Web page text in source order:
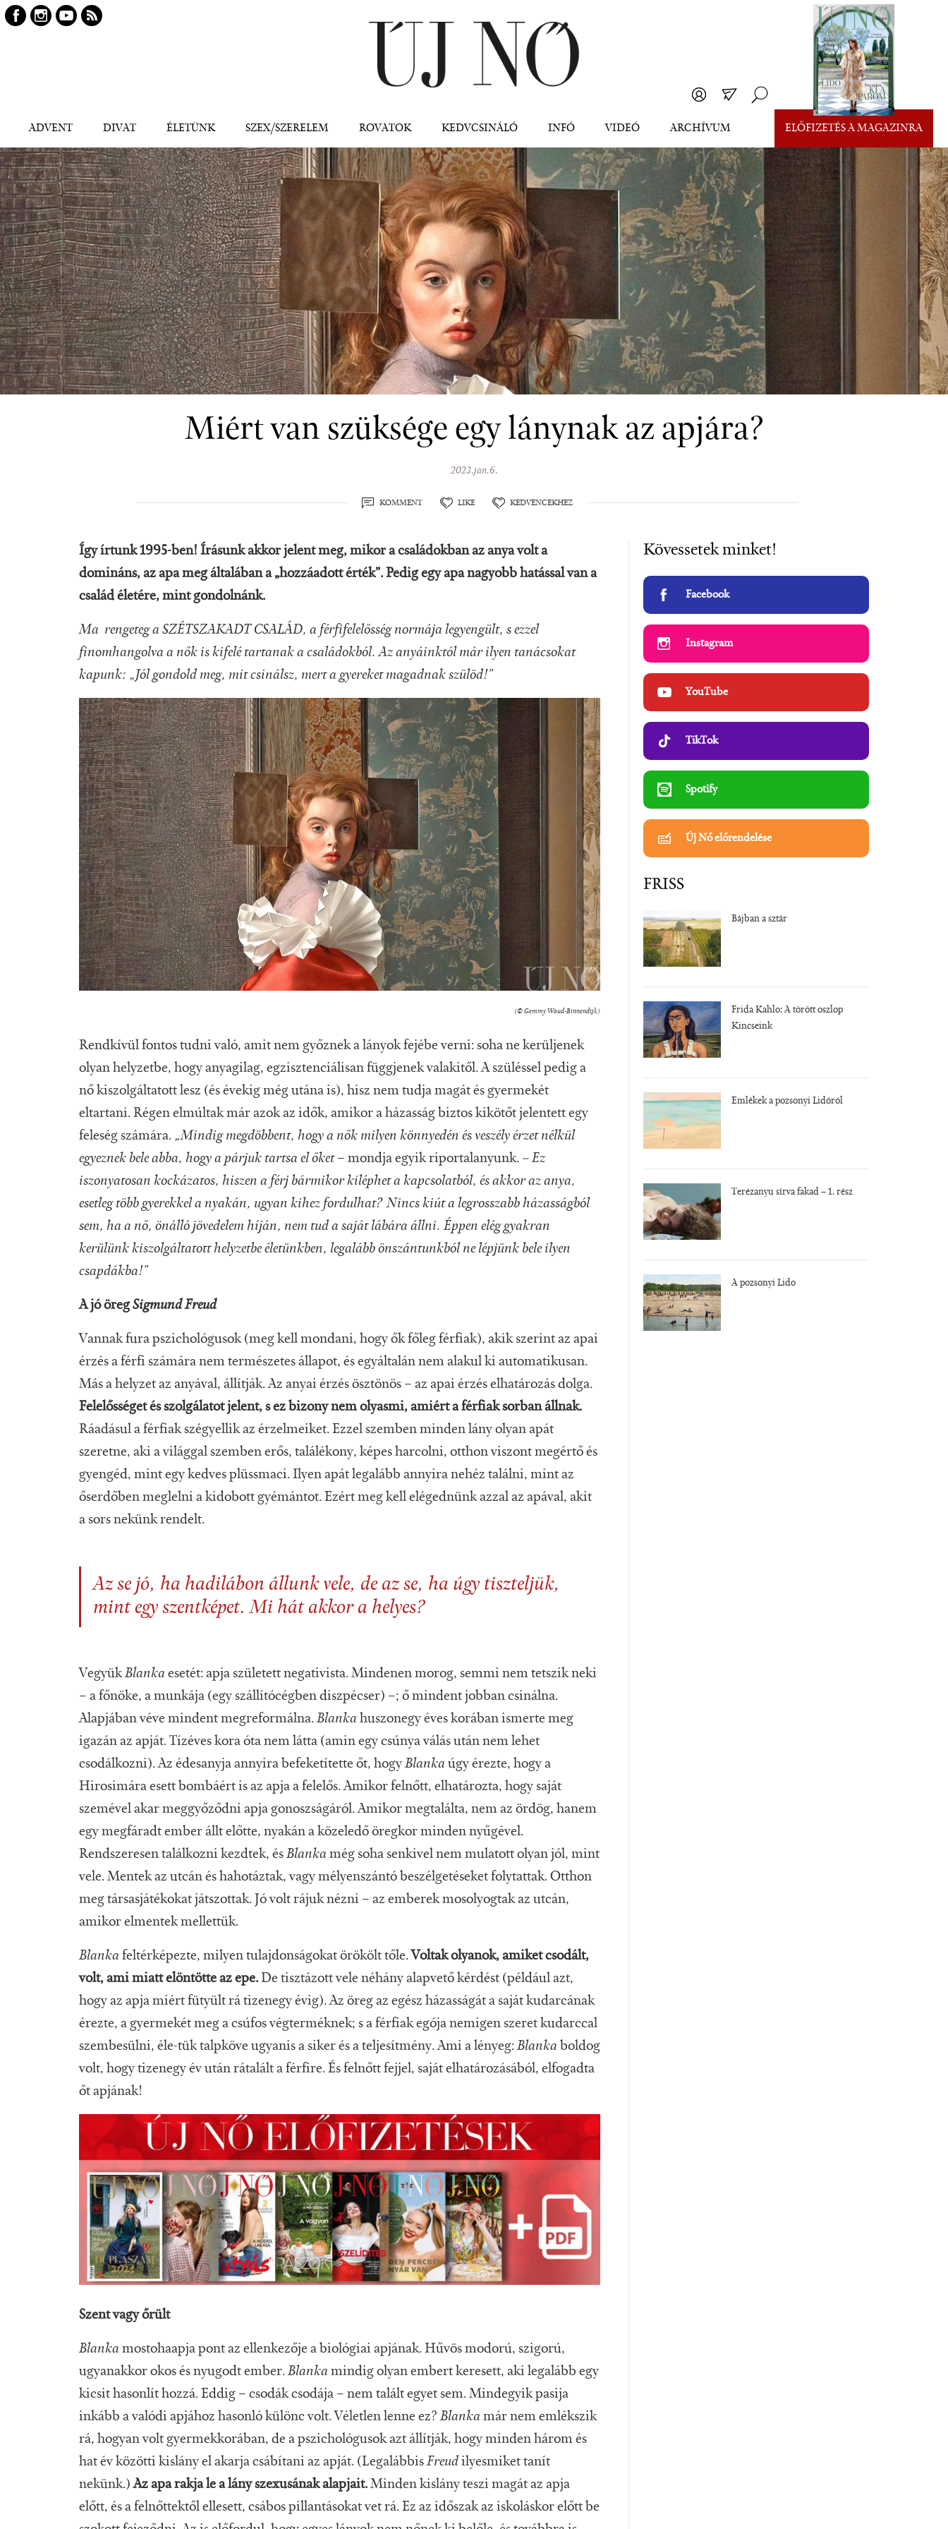
ADVENT DIVAT ÉLETÜNK SZEX/SZERELEM ROVATOK KEDVCSINÁLÓ INFÓ VIDEÓ ARCHÍVUM ELŐFIZETÉS A MAGAZINRA
Miért van szüksége egy lánynak az apjára?
2023.jan.6.
KOMMENT LIKE KEDVENCEKHEZ
Így írtunk 1995-ben! Írásunk akkor jelent meg, mikor a családokban az anya volt a
domináns, az apa meg általában a „hozzáadott érték”. Pedig egy apa nagyobb hatással van a
család életére, mint gondolnánk.
Ma rengeteg a SZÉTSZAKADT CSALÁD, a férfifelelősség normája legyengült, s ezzel
finomhangolva a nők is kifelé tartanak a családokból. Az anyáinktól már ilyen tanácsokat
kapunk: „Jól gondold meg, mit csinálsz, mert a gyereket magadnak szülöd!”
(© Gemmy Woud-Binnendijk)
Rendkívül fontos tudni való, amit nem győznek a lányok fejébe verni: soha ne kerüljenek
olyan helyzetbe, hogy anyagilag, egzisztenciálisan függjenek valakitől. A szüléssel pedig a
nő kiszolgáltatott lesz (és évekig még utána is), hisz nem tudja magát és gyermekét
eltartani. Régen elmúltak már azok az idők, amikor a házasság biztos kikötőt jelentett egy
feleség számára. „Mindig megdöbbent, hogy a nők milyen könnyedén és veszély érzet nélkül
egyeznek bele abba, hogy a párjuk tartsa el őket – mondja egyik riportalanyunk. – Ez
iszonyatosan kockázatos, hiszen a férj bármikor kiléphet a kapcsolatból, és akkor az anya,
esetleg több gyerekkel a nyakán, ugyan kihez fordulhat? Nincs kiút a legrosszabb házasságból
sem, ha a nő, önálló jövedelem híján, nem tud a saját lábára állni. Éppen elég gyakran
kerülünk kiszolgáltatott helyzetbe életünkben, legalább önszántunkból ne lépjünk bele ilyen
csapdákba!”
A jó öregSigmund Freud
Vannak fura pszichológusok (meg kell mondani, hogy ők főleg férfiak), akik szerint az apai
érzés a férfi számára nem természetes állapot, és egyáltalán nem alakul ki automatikusan.
Más a helyzet az anyával, állítják. Az anyai érzés ösztönös – az apai érzés elhatározás dolga.
Felelősséget és szolgálatot jelent, s ez bizony nem olyasmi, amiért a férfiak sorban állnak.
Ráadásul a férfiak szégyellik az érzelmeiket. Ezzel szemben minden lány olyan apát
szeretne, aki a világgal szemben erős, találékony, képes harcolni, otthon viszont megértő és
gyengéd, mint egy kedves plüssmaci. Ilyen apát legalább annyira nehéz találni, mint az
őserdőben meglelni a kidobott gyémántot. Ezért meg kell elégednünk azzal az apával, akit
a sors nekünk rendelt.
Az se jó, ha hadilábon állunk vele, de az se, ha úgy tiszteljük,
mint egy szentképet. Mi hát akkor a helyes?
VegyükBlanka esetét: apja született negativista. Mindenen morog, semmi nem tetszik neki
– a főnöke, a munkája (egy szállítócégben diszpécser) –; ő mindent jobban csinálna.
Alapjában véve mindent megreformálna.Blanka huszonegy éves korában ismerte meg
igazán az apját. Tízéves kora óta nem látta (amin egy csúnya válás után nem lehet
csodálkozni). Az édesanyja annyira befeketítette őt, hogyBlanka úgy érezte, hogy a
Hirosimára esett bombáért is az apja a felelős. Amikor felnőtt, elhatározta, hogy saját
szemével akar meggyőződni apja gonoszságáról. Amikor megtalálta, nem az ördög, hanem
egy megfáradt ember állt előtte, nyakán a közeledő öregkor minden nyűgével.
Rendszeresen találkozni kezdtek, ésBlanka még soha senkivel nem mulatott olyan jól, mint
vele. Mentek az utcán és hahotáztak, vagy mélyenszántó beszélgetéseket folytattak. Otthon
meg társasjátékokat játszottak. Jó volt rájuk nézni – az emberek mosolyogtak az utcán,
amikor elmentek mellettük.
Blanka feltérképezte, milyen tulajdonságokat örökölt tőle. Voltak olyanok, amiket csodált,
volt, ami miatt elöntötte az epe. De tisztázott vele néhány alapvető kérdést (például azt,
hogy az apja miért fütyült rá tizenegy évig). Az öreg az egész házasságát a saját kudarcának
érezte, a gyermekét meg a csúfos végterméknek; s a férfiak egója nemigen szeret kudarccal
szembesülni, éle-tük talpköve ugyanis a siker és a teljesítmény. Ami a lényeg:Blanka boldog
volt, hogy tizenegy év után rátalált a férfire. És felnőtt fejjel, saját elhatározásából, elfogadta
őt apjának!
Szent vagy őrült
Blanka mostohaapja pont az ellenkezője a biológiai apjának. Hűvös modorú, szigorú,
ugyanakkor okos és nyugodt ember.Blanka mindig olyan embert keresett, aki legalább egy
kicsit hasonlít hozzá. Eddig – csodák csodája – nem talált egyet sem. Mindegyik pasija
inkább a valódi apjához hasonló különc volt. Véletlen lenne ez?Blanka már nem emlékszik
rá, hogyan volt gyermekkorában, de a pszichológusok azt állítják, hogy minden három és
hat év közötti kislány el akarja csábítani az apját. (LegalábbisFreud ilyesmiket tanít
nekünk.)Az apa rakja le a lány szexusának alapjait. Minden kislány teszi magát az apja
előtt, és a felnőttektől ellesett, csábos pillantásokat vet rá. Ez az időszak az iskoláskor előtt be
Kövessetek minket!
Facebook
Instagram
YouTube
TikTok
Spotify
Új Nő előrendelése
FRISS
Bájban a sztár
Frida Kahlo: A törött oszlop
Kincseink
Emlékek a pozsonyi Lidóról
Terézanyu sírva fakad – 1. rész
A pozsonyi Lido